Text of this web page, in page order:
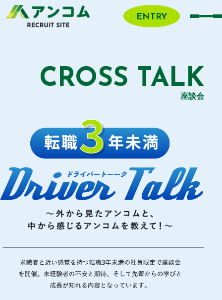
ENTRY
CROSS TALK
座談会